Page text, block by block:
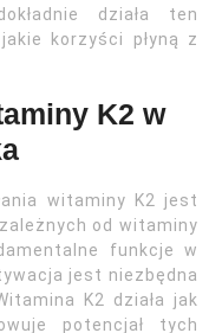
działa ten
korzyści płyną z
K2 w
witaminy K2 jest
od witaminy
funkcje w
jest niezbędna
K2 działa jak
potencjał tych